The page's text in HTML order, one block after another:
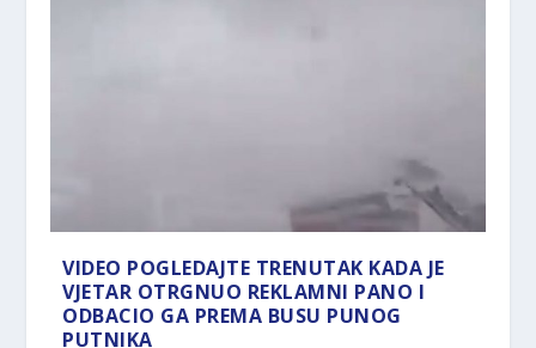
VIDEO POGLEDAJTE TRENUTAK KADA JE
VJETAR OTRGNUO REKLAMNI PANO I
ODBACIO GA PREMA BUSU PUNOG
PUTNIKA